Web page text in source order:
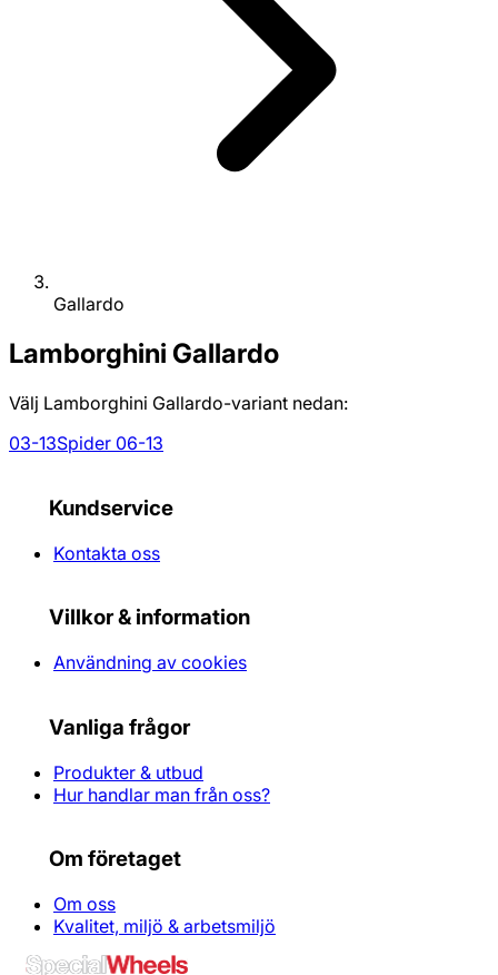
Gallardo
Lamborghini Gallardo
Välj Lamborghini Gallardo-variant nedan:
03-13Spider 06-13
Kundservice
Kontakta oss
Villkor & information
Användning av cookies
Vanliga frågor
Produkter & utbud
Hur handlar man från oss?
Om företaget
Om oss
Kvalitet, miljö & arbetsmiljö